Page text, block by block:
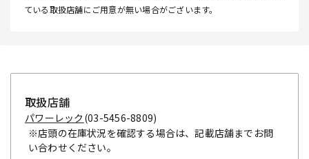
ている取扱店舗にご用意が無い場合がございます。
取扱店舗
パワーレック (03-5456-8809)
※店頭の在庫状況を確認する場合は、記載店舗までお問
い合わせください。